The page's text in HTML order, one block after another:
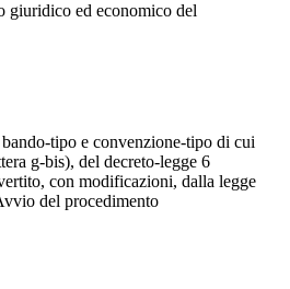
giuridico ed economico del
tipo e convenzione-tipo di cui
g-bis), del decreto-legge 6
con modificazioni, dalla legge
del procedimento